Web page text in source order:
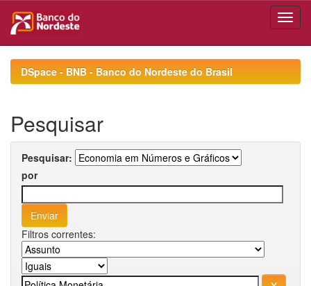
navigationDSpace - BNB - Banco do Nordeste do Brasil
Pesquisar
Pesquisar:
por
Filtros correntes: